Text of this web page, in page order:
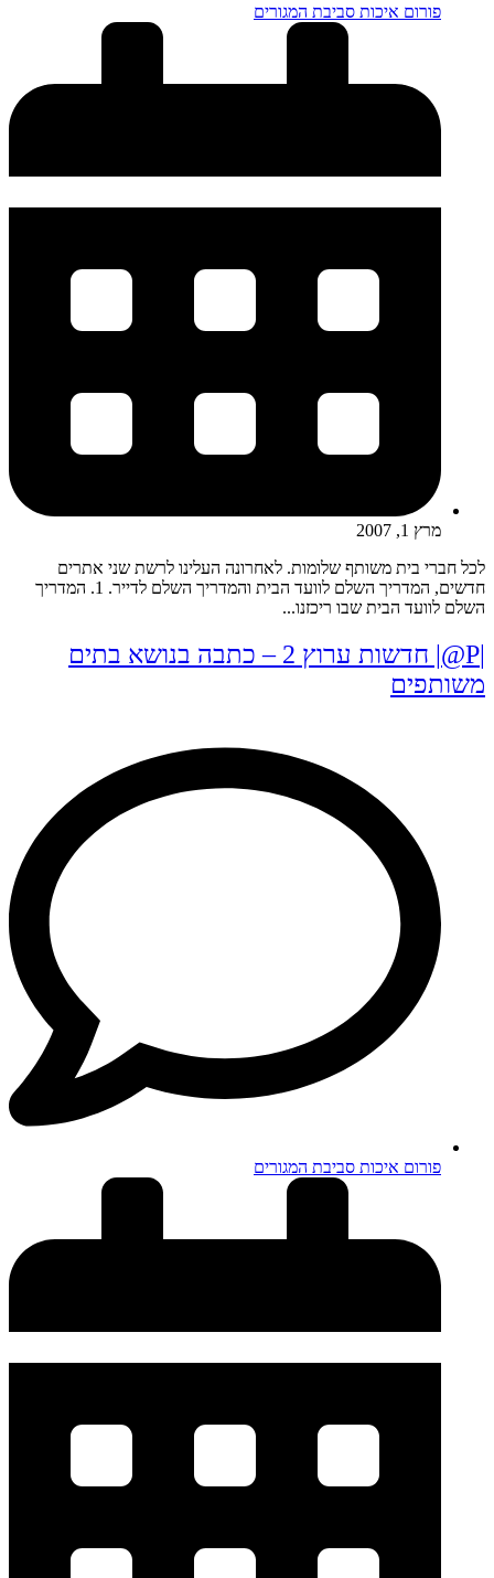
פורום איכות סביבת המגורים
מרץ 1, 2007
לכל חברי בית משותף שלומות. לאחרונה העלינו לרשת שני אתרים
חדשים, המדריך השלם לוועד הבית והמדריך השלם לדייר. 1. המדריך
השלם לוועד הבית שבו ריכזנו...
|P@| חדשות ערוץ 2 – כתבה בנושא בתים
משותפים
פורום איכות סביבת המגורים